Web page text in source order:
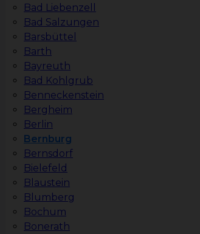
Bad Liebenzell
Bad Salzungen
Barsbüttel
Barth
Bayreuth
Bad Kohlgrub
Benneckenstein
Bergheim
Berlin
Bernburg
Bernsdorf
Bielefeld
Blaustein
Blumberg
Bochum
Bonerath